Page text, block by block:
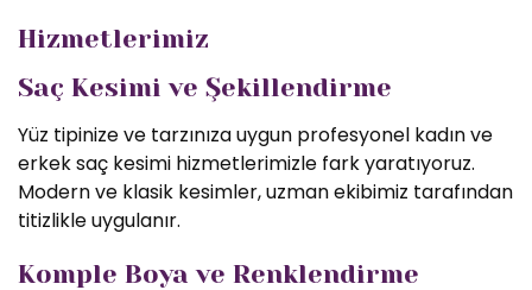
Hizmetlerimiz
Saç Kesimi ve Şekillendirme
Yüz tipinize ve tarzınıza uygun profesyonel kadın ve
erkek saç kesimi hizmetlerimizle fark yaratıyoruz.
Modern ve klasik kesimler, uzman ekibimiz tarafından
titizlikle uygulanır.
Komple Boya ve Renklendirme